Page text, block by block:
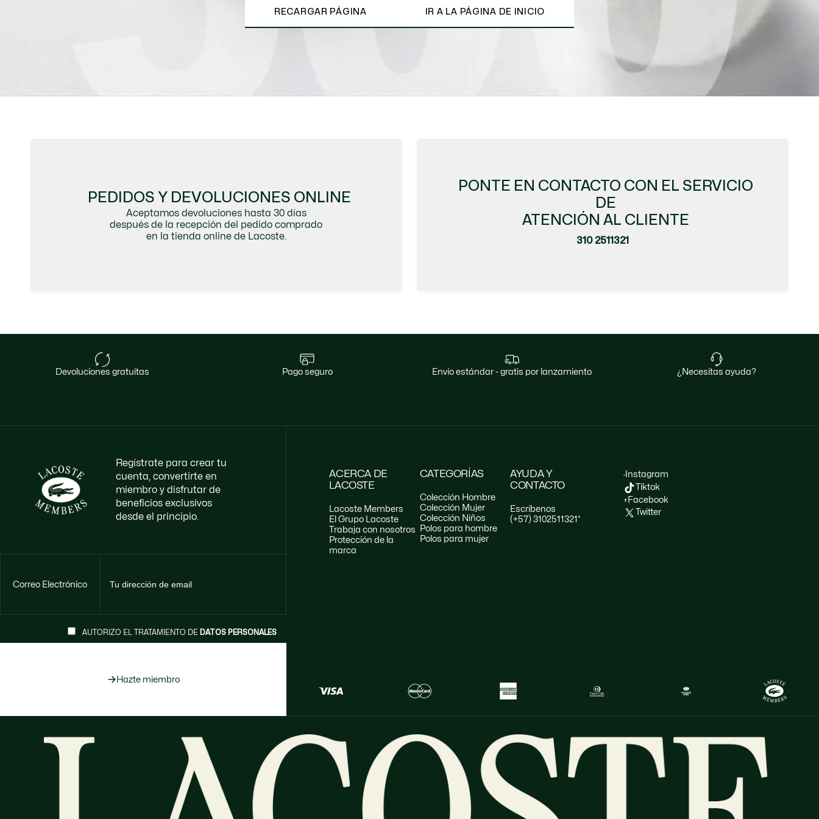
RECARGAR PÁGINA IR A LA PÁGINA DE INICIO
PEDIDOS Y DEVOLUCIONES ONLINE
Aceptamos devoluciones hasta 30 días
después de la recepción del pedido comprado
en la tienda online de Lacoste.
PONTE EN CONTACTO CON EL SERVICIO
DE
ATENCIÓN AL CLIENTE
310 2511321
devoluciones gratuitas pago seguro envío estándar - gratis por lanzamiento ¿necesitas ayuda?
Regístrate para crear tu
cuenta, convertirte en
miembro y disfrutar de
beneficios exclusivos
desde el principio.
Correo Electrónico
AUTORIZO EL TRATAMIENTO DE DATOS PERSONALES
Hazte miembro
Instagram
Tiktok
Facebook
Twitter
AYUDA Y
CONTACTO
Escríbenos
(+57) 3102511321*
CATEGORÍAS
Colección Hombre
Colección Mujer
Colección Niños
Polos para hombre
Polos para mujer
ACERCA DE
LACOSTE
Protección de la
marca
Trabaja con nosotros
El Grupo Lacoste
Lacoste Members